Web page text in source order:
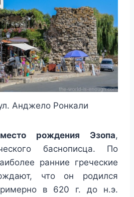
Анджело Ронкали
место рождения Эзопа,
баснописца. По
ранние греческие
что он родился
в 620 г. до н.э.